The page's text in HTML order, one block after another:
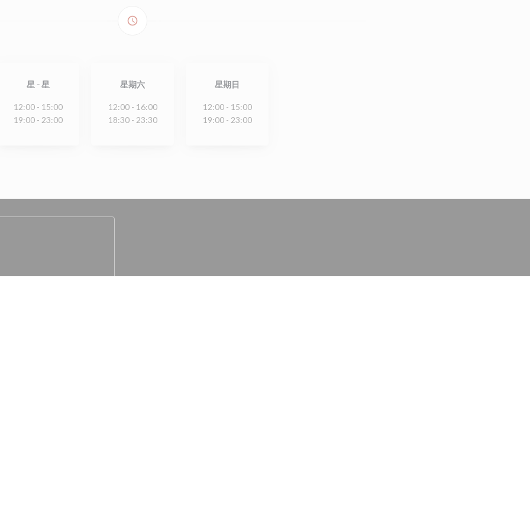
access_time
星-星
12:00 - 15:00
19:00 - 23:00
星期六
12:00 - 16:00
18:30 - 23:30
星期日
12:00 - 15:00
19:00 - 23:00